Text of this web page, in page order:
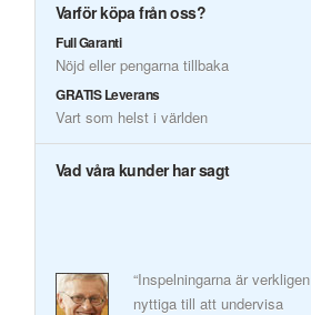
Varför köpa från oss?
Full Garanti
Nöjd eller pengarna tillbaka
GRATIS Leverans
Vart som helst i världen
Vad våra kunder har sagt
“Inspelningarna är verkligen
nyttiga till att undervisa